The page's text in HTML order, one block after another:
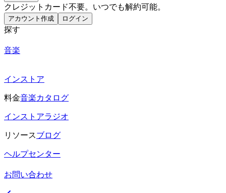
クレジットカード不要。いつでも解約可能。
アカウント作成 ログイン
探す
音楽
インストア
料金音楽カタログ
インストアラジオ
リソースブログ
ヘルプセンター
お問い合わせ